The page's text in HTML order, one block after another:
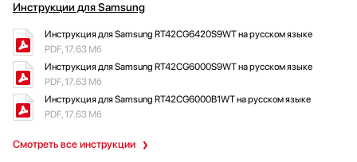
Инструкции для Samsung
Смотреть все инструкции
Инструкция для Samsung RT42CG6420S9WT на русском языке
PDF, 17.63 Мб
Инструкция для Samsung RT42CG6000S9WT на русском языке
PDF, 17.63 Мб
Инструкция для Samsung RT42CG6000B1WT на русском языке
PDF, 17.63 Мб